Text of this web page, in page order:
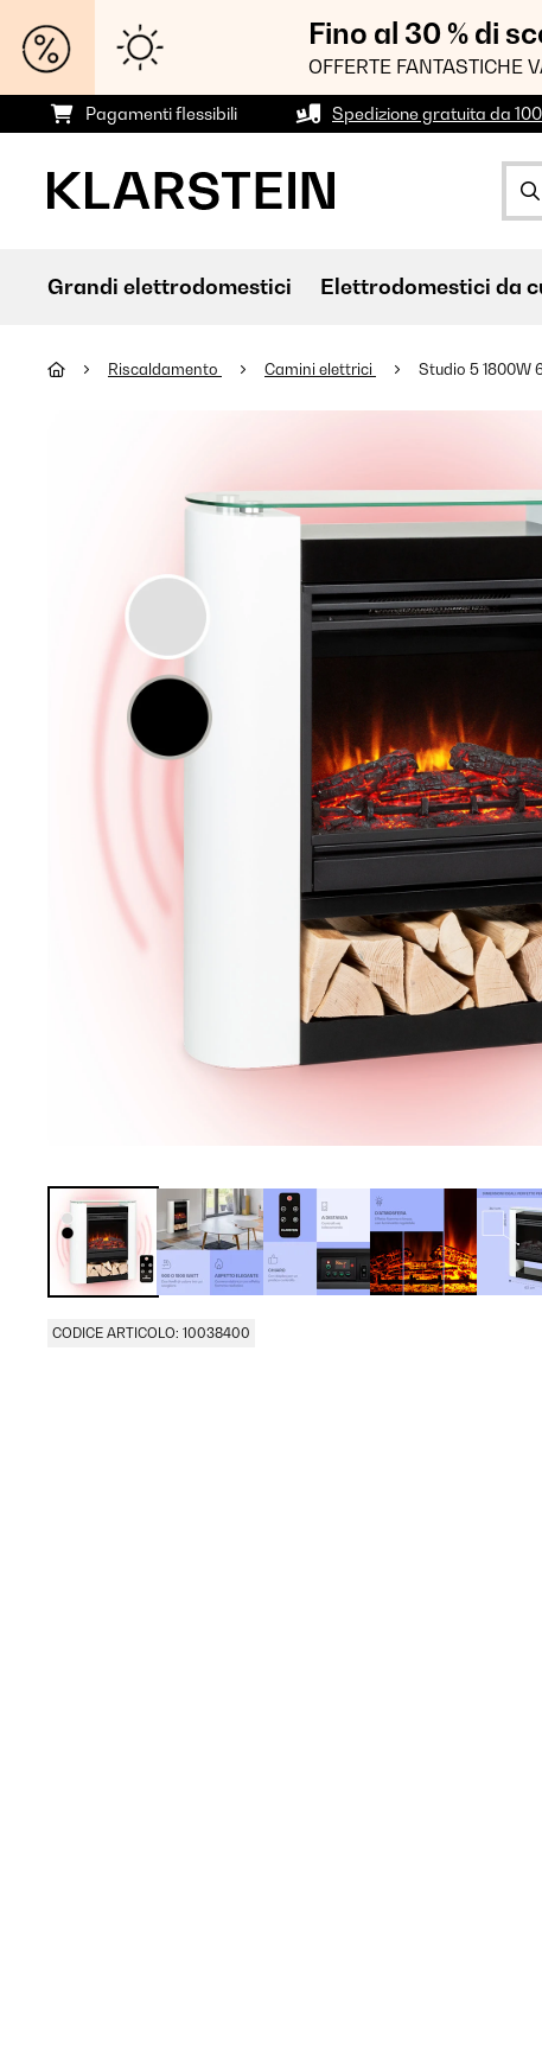
Fino al 30 % di
OFFERTE FANTASTICHE
Pagamenti flessibili Spedizione gratuita da
Grandi elettrodomestici Elettrodomestici da
Riscaldamento Camini elettrici Studio 5 1800W
CODICE ARTICOLO: 10038400